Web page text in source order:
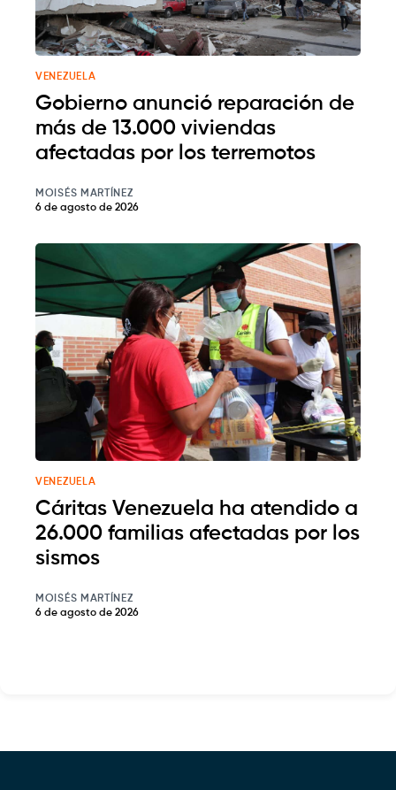
VENEZUELA
Gobierno anunció reparación de
más de 13.000 viviendas
afectadas por los terremotos
MOISÉS MARTÍNEZ
6 de agosto de 2026
VENEZUELA
Cáritas Venezuela ha atendido a
26.000 familias afectadas por los
sismos
MOISÉS MARTÍNEZ
6 de agosto de 2026